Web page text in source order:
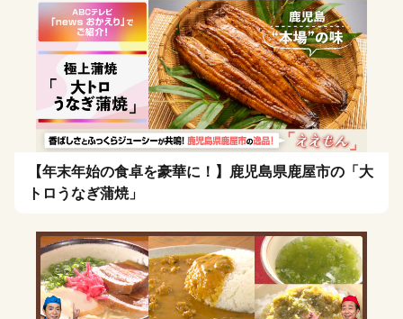
【年末年始の食卓を豪華に！】鹿児島県鹿屋市の「大
トロうなぎ蒲焼」